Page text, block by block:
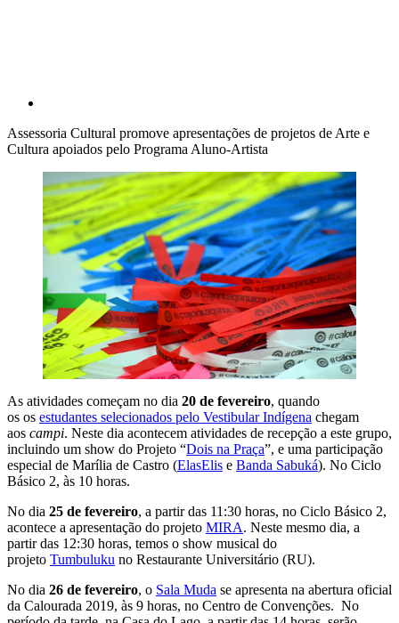
Assessoria Cultural promove apresentações de projetos de Arte e
Cultura apoiados pelo Programa Aluno-Artista
As atividades começam no dia 20 de fevereiro, quando
os os estudantes selecionados pelo Vestibular Indígena chegam
aos campi. Neste dia acontecem atividades de recepção a este grupo,
incluindo um show do Projeto “Dois na Praça”, e uma participação
especial de Marília de Castro (ElasElis e Banda Sabuká). No Ciclo
Básico 2, às 10 horas.
No dia 25 de fevereiro, a partir das 11:30 horas, no Ciclo Básico 2,
acontece a apresentação do projeto MIRA. Neste mesmo dia, a
partir das 12:30 horas, temos o show musical do
projeto Tumbuluku no Restaurante Universitário (RU).
No dia 26 de fevereiro, o Sala Muda se apresenta na abertura oficial
da Calourada 2019, às 9 horas, no Centro de Convenções. No